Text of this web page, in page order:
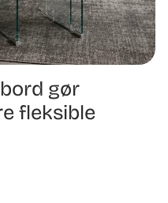
gør
fleksible